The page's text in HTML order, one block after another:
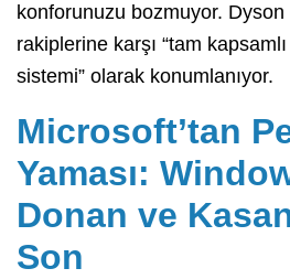
konforunuzu bozmuyor. Dyson
rakiplerine karşı “tam
sistemi” olarak konumlanıyor.
Microsoft’tan
Yaması:
Donan ve
Son